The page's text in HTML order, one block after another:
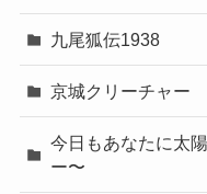
九尾狐伝1938
京城クリーチャー
今日もあなたに太
ー〜